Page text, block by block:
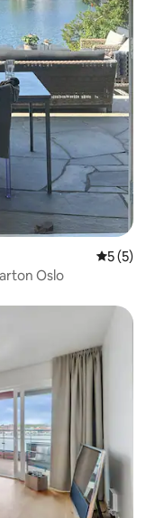
Átlagos
5 (5)
Oslo